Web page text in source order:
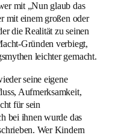
mit „Nun glaub das
mit einem großen oder
die Realität zu seinen
Gründen verbiegt,
leichter gemacht.
seine eigene
Aufmerksamkeit,
für sein
bei ihnen wurde das
Wer Kindern